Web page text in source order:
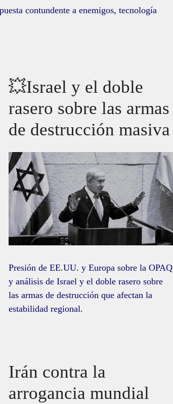
contundente a enemigos, tecnología
💥Israel y el doble
rasero sobre las armas
de destrucción masiva
Presión de EE.UU. y Europa sobre la OPAQ
y análisis de Israel y el doble rasero sobre
las armas de destrucción que afectan la
estabilidad regional.
Irán contra la
arrogancia mundial